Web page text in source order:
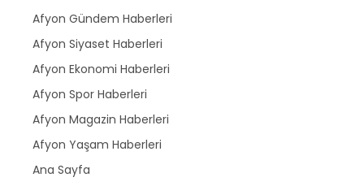
Afyon Gündem Haberleri
Afyon Siyaset Haberleri
Afyon Ekonomi Haberleri
Afyon Spor Haberleri
Afyon Magazin Haberleri
Afyon Yaşam Haberleri
Ana Sayfa